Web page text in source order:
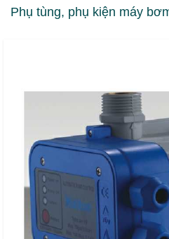
Phụ tùng, phụ kiện máy